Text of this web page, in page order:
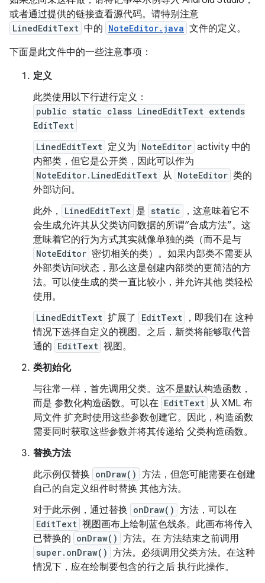
或者通过提供的链接查看源代码。请特别注意
LinedEditText 中的 NoteEditor.java 文件的定义。
下面是此文件中的一些注意事项：
定义
此类使用以下行进行定义：
public static class LinedEditText extends
EditText
LinedEditText 定义为 NoteEditor activity 中的
内部类，但它是公开类，因此可以作为
NoteEditor.LinedEditText 从 NoteEditor 类的
外部访问。
此外，
LinedEditText 是 static
，这意味着它不
会生成允许其从父类访问数据的所谓“合成方法”。这
意味着它的行为方式其实就像单独的类（而不是与
NoteEditor 密切相关的类）。如果内部类不需要从
外部类访问状态，那么这是创建内部类的更简洁的方
法。可以使生成的类一直比较小，并允许其他 类轻松
使用。
LinedEditText 扩展了 EditText
，即我们在 这种
情况下选择自定义的视图。之后，新类将能够取代普
通的 EditText 视图。
类初始化
与往常一样，首先调用父类。这不是默认构造函数，
而是 参数化构造函数。可以在 EditText 从 XML 布
局文件 扩充时使用这些参数创建它。因此，构造函数
需要同时获取这些参数并将其传递给 父类构造函数。
替换方法
此示例仅替换 onDraw() 方法，但您可能需要在创建
自己的自定义组件时替换 其他方法。
对于此示例，通过替换 onDraw() 方法，可以在
EditText 视图画布上绘制蓝色线条。此画布将传入
已替换的 onDraw() 方法。在 方法结束之前调用
super.onDraw() 方法。必须调用父类方法。在这种
情况下，应在绘制要包含的行之后 执行此操作。